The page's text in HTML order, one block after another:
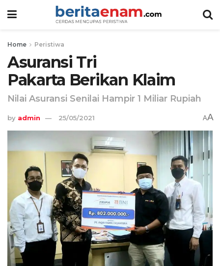
Home Peristiwa
Asuransi Tri
Pakarta Berikan Klaim
Nilai Asuransi Senilai Hampir 1 Miliar Rupiah
by admin 25/05/2021 AA